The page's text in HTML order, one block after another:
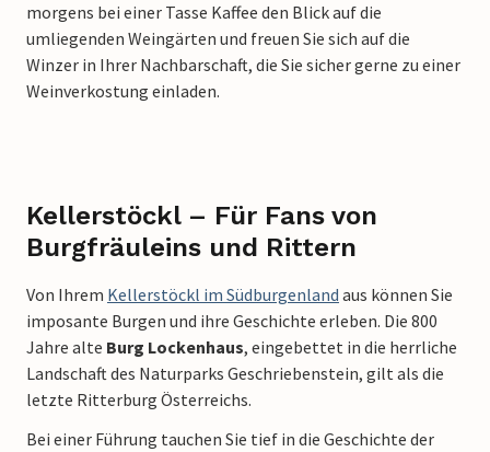
morgens bei einer Tasse Kaffee den Blick auf die
umliegenden Weingärten und freuen Sie sich auf die
Winzer in Ihrer Nachbarschaft, die Sie sicher gerne zu einer
Weinverkostung einladen.
Kellerstöckl – Für Fans von
Burgfräuleins und Rittern
Von Ihrem Kellerstöckl im Südburgenland aus können Sie
imposante Burgen und ihre Geschichte erleben. Die 800
Jahre alte Burg Lockenhaus, eingebettet in die herrliche
Landschaft des Naturparks Geschriebenstein, gilt als die
letzte Ritterburg Österreichs.
Bei einer Führung tauchen Sie tief in die Geschichte der